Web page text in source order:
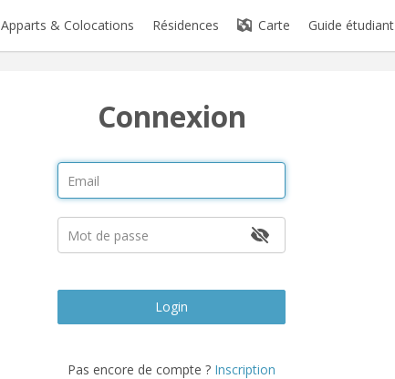
Apparts & Colocations Résidences Carte Guide étudiant
Connexion
Login
Pas encore de compte ? Inscription